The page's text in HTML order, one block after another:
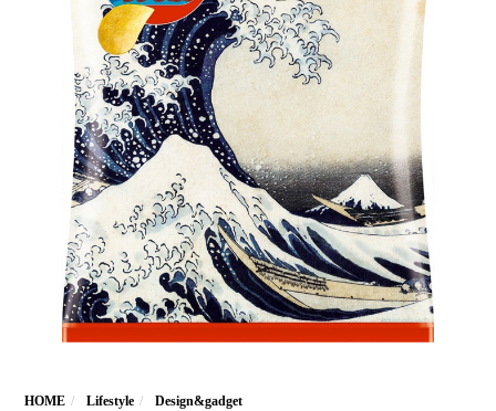
HOME Lifestyle Design&gadget